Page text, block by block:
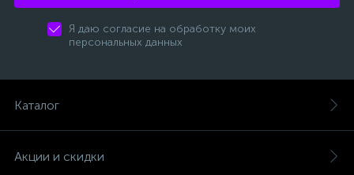
Я даю согласие на обработку моих
персональных данных
Каталог
Акции и скидки